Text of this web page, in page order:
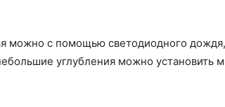
можно с помощью светодиодного дождя,
углубления можно установить